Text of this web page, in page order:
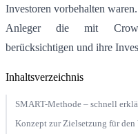
Investoren vorbehalten
Anleger die mit
berücksichtigen und ihre
Inhaltsverzeichnis
SMART-Methode – schnell
Konzept zur Zielsetzung für den